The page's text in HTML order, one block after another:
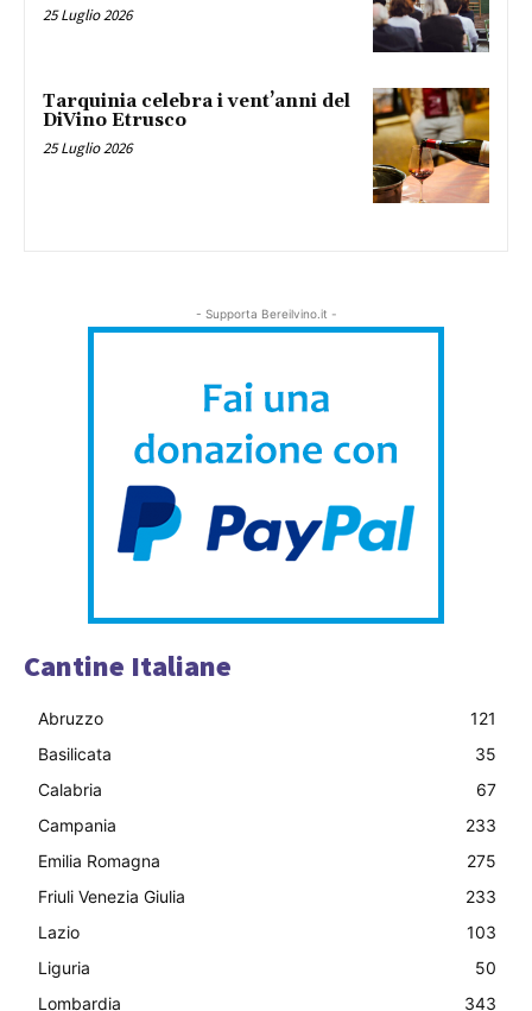
25 Luglio 2026
Tarquinia celebra i vent’anni del
DiVino Etrusco
25 Luglio 2026
- Supporta Bereilvino.it -
Cantine Italiane
Abruzzo
121
Basilicata
35
Calabria
67
Campania
233
Emilia Romagna
275
Friuli Venezia Giulia
233
Lazio
103
Liguria
50
Lombardia
343